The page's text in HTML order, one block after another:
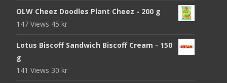
OLW Cheez Doodles Plant Cheez - 200 g
147 Views 45 kr
Lotus Biscoff Sandwich Biscoff Cream - 150
g
141 Views 30 kr